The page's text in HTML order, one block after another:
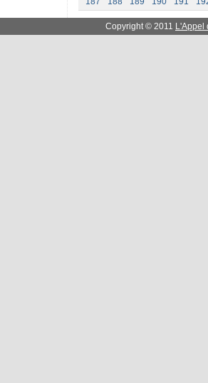
Copyright © 2011 L'Appel